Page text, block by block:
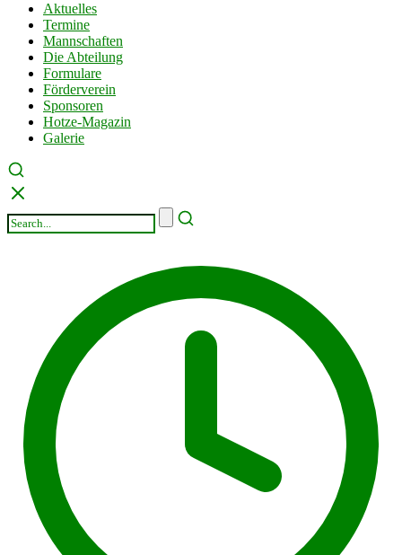
Aktuelles
Termine
Mannschaften
Die Abteilung
Formulare
Förderverein
Sponsoren
Hotze-Magazin
Galerie